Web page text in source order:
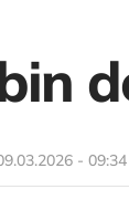
- 09:34